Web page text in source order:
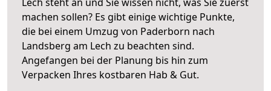
machen sollen? Es gibt einige wichtige Punkte,
die bei einem Umzug von Paderborn nach
Landsberg am Lech zu beachten sind.
Angefangen bei der Planung bis hin zum
Verpacken Ihres kostbaren Hab & Gut.